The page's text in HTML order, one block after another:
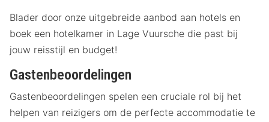
Blader door onze uitgebreide aanbod aan hotels en
boek een hotelkamer in Lage Vuursche die past bij
jouw reisstijl en budget!
Gastenbeoordelingen
Gastenbeoordelingen spelen een cruciale rol bij het
helpen van reizigers om de perfecte accommodatie te